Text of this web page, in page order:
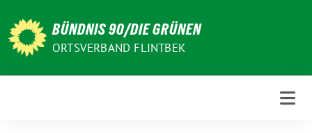
zum
Inhalt
BÜNDNIS 90/DIE GRÜNEN
ORTSVERBAND FLINTBEK